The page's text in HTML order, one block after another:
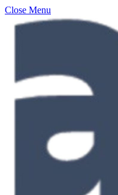
Close Menu